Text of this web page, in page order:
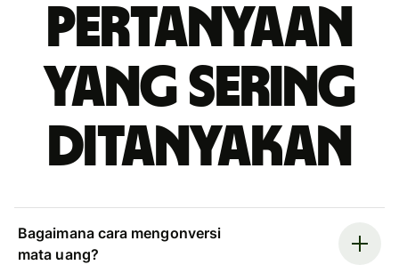
Pertanyaan
yang sering
ditanyakan
Bagaimana cara mengonversi
mata uang?